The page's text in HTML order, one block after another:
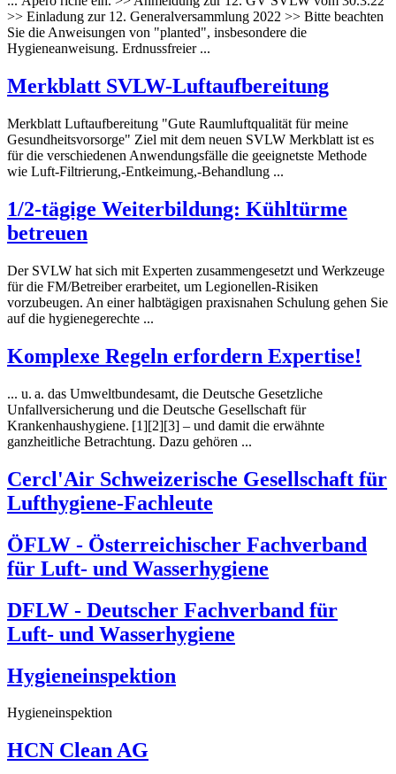
>> Einladung zur 12. Generalversammlung 2022 >> Bitte beachten
Sie die Anweisungen von "planted", insbesondere die
Hygieneanweisung. Erdnussfreier ...
Merkblatt SVLW-Luftaufbereitung
Merkblatt Luftaufbereitung "Gute Raumluftqualität für meine
Gesundheitsvorsorge" Ziel mit dem neuen SVLW Merkblatt ist es
für die verschiedenen Anwendungsfälle die geeignetste Methode
wie Luft-Filtrierung,-Entkeimung,-Behandlung ...
1/2-tägige Weiterbildung: Kühltürme
betreuen
Der SVLW hat sich mit Experten zusammengesetzt und Werkzeuge
für die FM/Betreiber erarbeitet, um Legionellen-Risiken
vorzubeugen. An einer halbtägigen praxisnahen Schulung gehen Sie
auf die hygienegerechte ...
Komplexe Regeln erfordern Expertise!
... u. a. das Umweltbundesamt, die Deutsche Gesetzliche
Unfallversicherung und die Deutsche Gesellschaft für
Krankenhaushygiene. [1][2][3] – und damit die erwähnte
ganzheitliche Betrachtung. Dazu gehören ...
Cercl'Air Schweizerische Gesellschaft für
Lufthygiene-Fachleute
ÖFLW - Österreichischer Fachverband
für Luft- und Wasserhygiene
DFLW - Deutscher Fachverband für
Luft- und Wasserhygiene
Hygieneinspektion
Hygieneinspektion
HCN Clean AG